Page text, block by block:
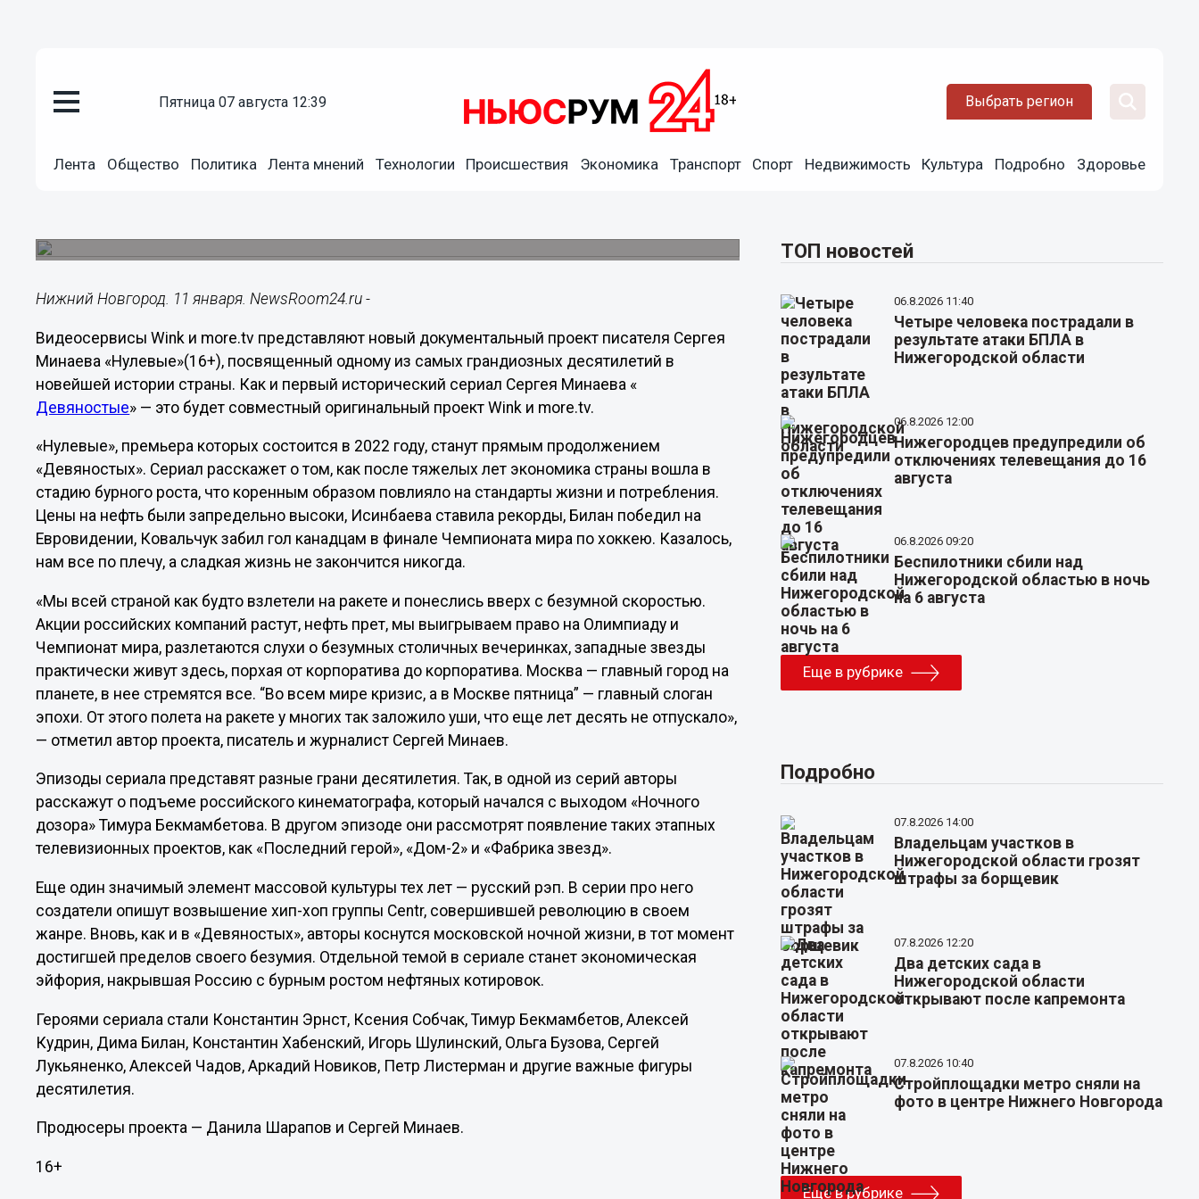
пятница 07 августа 12:39 Выбрать регион
Лента Общество Политика Лента мнений Технологии Происшествия Экономика Транспорт Спорт Недвижимость Культура Подробно Здоровье
Премьеру документального сериала Сергея Минаева о
Нижний Новгород. 11 января. NewsRoom24.ru -
Видеосервисы Wink и more.tv представляют новый документальный проект писателя Сергея
Минаева «Нулевые»(16+), посвященный одному из самых грандиозных десятилетий в
новейшей истории страны. Как и первый исторический сериал Сергея Минаева «
Девяностые» — это будет совместный оригинальный проект Wink и more.tv.
«Нулевые», премьера которых состоится в 2022 году, станут прямым продолжением
«Девяностых». Сериал расскажет о том, как после тяжелых лет экономика страны вошла в
стадию бурного роста, что коренным образом повлияло на стандарты жизни и потребления.
Цены на нефть были запредельно высоки, Исинбаева ставила рекорды, Билан победил на
Евровидении, Ковальчук забил гол канадцам в финале Чемпионата мира по хоккею. Казалось,
нам все по плечу, а сладкая жизнь не закончится никогда.
«Мы всей страной как будто взлетели на ракете и понеслись вверх с безумной скоростью.
Акции российских компаний растут, нефть прет, мы выигрываем право на Олимпиаду и
Чемпионат мира, разлетаются слухи о безумных столичных вечеринках, западные звезды
практически живут здесь, порхая от корпоратива до корпоратива. Москва — главный город на
планете, в нее стремятся все. “Во всем мире кризис, а в Москве пятница” — главный слоган
эпохи. От этого полета на ракете у многих так заложило уши, что еще лет десять не отпускало»,
— отметил автор проекта, писатель и журналист Сергей Минаев.
Эпизоды сериала представят разные грани десятилетия. Так, в одной из серий авторы
расскажут о подъеме российского кинематографа, который начался с выходом «Ночного
дозора» Тимура Бекмамбетова. В другом эпизоде они рассмотрят появление таких этапных
телевизионных проектов, как «Последний герой», «Дом-2» и «Фабрика звезд».
Еще один значимый элемент массовой культуры тех лет — русский рэп. В серии про него
создатели опишут возвышение хип-хоп группы Centr, совершившей революцию в своем
жанре. Вновь, как и в «Девяностых», авторы коснутся московской ночной жизни, в тот момент
достигшей пределов своего безумия. Отдельной темой в сериале станет экономическая
эйфория, накрывшая Россию с бурным ростом нефтяных котировок.
Героями сериала стали Константин Эрнст, Ксения Собчак, Тимур Бекмамбетов, Алексей
Кудрин, Дима Билан, Константин Хабенский, Игорь Шулинский, Ольга Бузова, Сергей
Лукьяненко, Алексей Чадов, Аркадий Новиков, Петр Листерман и другие важные фигуры
десятилетия.
Продюсеры проекта — Данила Шарапов и Сергей Минаев.
16+
ТОП новостей
06.8.2026 11:40
Четыре человека пострадали в
результате атаки БПЛА в
Нижегородской области
06.8.2026 12:00
Нижегородцев предупредили об
отключениях телевещания до 16
августа
06.8.2026 09:20
Беспилотники сбили над
Нижегородской областью в ночь
на 6 августа
Еще в рубрике
Подробно
07.8.2026 14:00
Владельцам участков в
Нижегородской области грозят
штрафы за борщевик
07.8.2026 12:20
Два детских сада в
Нижегородской области
открывают после капремонта
07.8.2026 10:40
Стройплощадки метро сняли на
фото в центре Нижнего Новгорода
Еще в рубрике